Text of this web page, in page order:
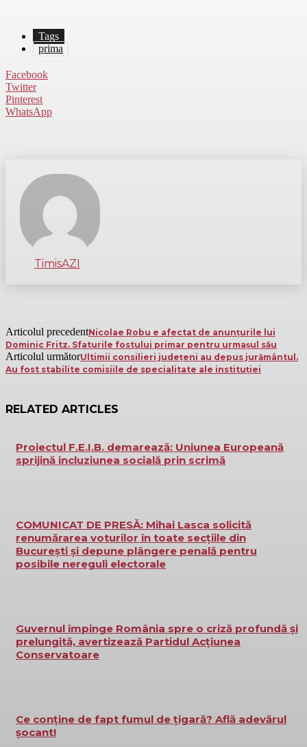
Tags
prima
Facebook
Twitter
Pinterest
WhatsApp
TimisAZI
Articolul precedentNicolae Robu e afectat de anunțurile lui
Dominic Fritz. Sfaturile fostului primar pentru urmaşul său
Articolul următorUltimii consilieri județeni au depus jurământul.
Au fost stabilite comisiile de specialitate ale instituției
RELATED ARTICLES
Proiectul F.E.I.B. demarează: Uniunea Europeană
sprijină incluziunea socială prin scrimă
COMUNICAT DE PRESĂ: Mihai Lasca solicită
renumărarea voturilor în toate secțiile din
București și depune plângere penală pentru
posibile nereguli electorale
Guvernul împinge România spre o criză profundă și
prelungită, avertizează Partidul Acțiunea
Conservatoare
Ce conține de fapt fumul de țigară? Află adevărul
șocant!